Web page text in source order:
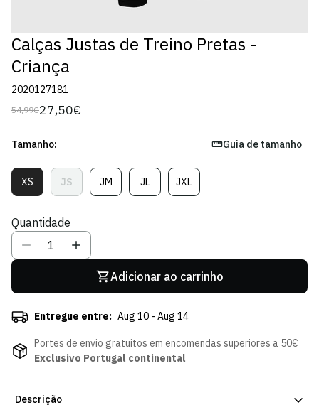
Calças Justas de Treino Pretas -
Criança
2020127181
Preço
54,99€
Preço
venda
27,50€
Tamanho: Guia de tamanho
XSVariante
Esgotada
Indisponível
JSVariante
Esgotada
Indisponível
JMVariante
Esgotada
JLVariante
Esgotada
JXLVariante
Esgotada
Quantidade
Adicionar ao carrinho
Entregue entre: Aug 10 - Aug 14
Portes de envio gratuitos em encomendas superiores a 50€
Exclusivo Portugal continental
Descrição